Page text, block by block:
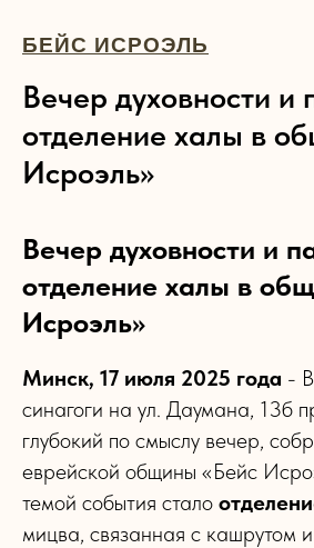
БЕЙС ИСРОЭЛЬ
Вечер духовности и
отделение халы в
Исроэль»
Вечер духовности и
отделение халы в
Исроэль»
Минск, 17 июля 2025 года -
синагоги на ул. Даумана, 13б
глубокий по смыслу вечер,
еврейской общины «Бейс
темой события стало
мицва, связанная с кашрутом